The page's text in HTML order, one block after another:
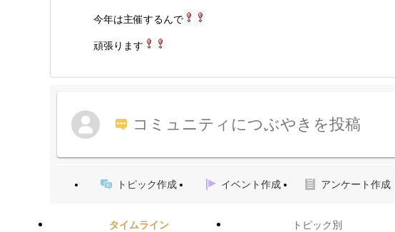
今年は主催するんで
頑張ります
コミュニティにつぶやきを投稿
トピック作成 イベント作成 アンケート作成
タイムライン トピック別